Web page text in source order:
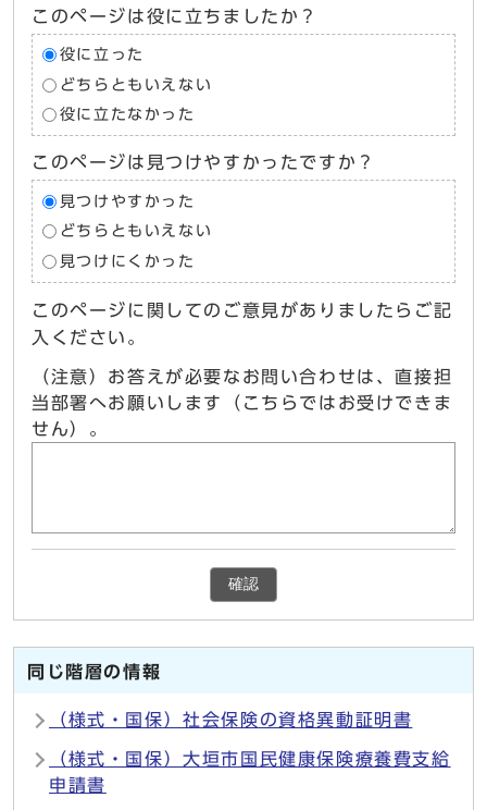
このページは役に立ちましたか？
役に立った
どちらともいえない
役に立たなかった
このページは見つけやすかったですか？
見つけやすかった
どちらともいえない
見つけにくかった
このページに関してのご意見がありましたらご記
入ください。
（注意）お答えが必要なお問い合わせは、直接担
当部署へお願いします（こちらではお受けできま
せん）。
確認
同じ階層の情報
（様式・国保）社会保険の資格異動証明書
（様式・国保）大垣市国民健康保険療養費支給
申請書